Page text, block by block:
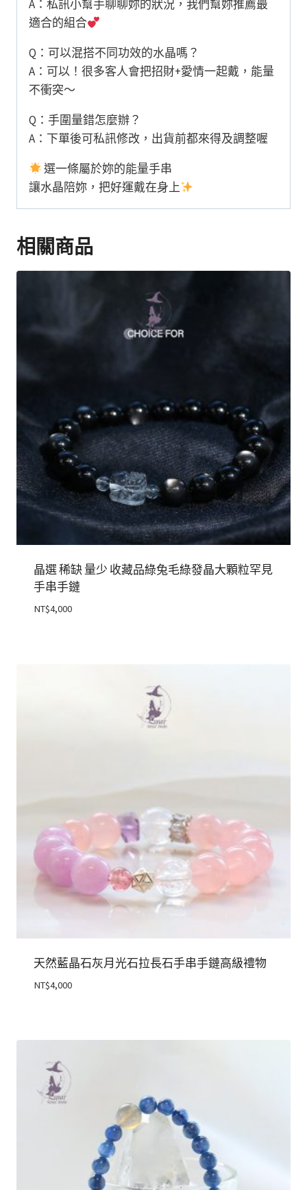
A：私訊小幫手聊聊妳的狀況，我們幫妳推薦最
適合的組合
Q：可以混搭不同功效的水晶嗎？
A：可以！很多客人會把招財+愛情一起戴，能量
不衝突～
Q：手圍量錯怎麼辦？
A：下單後可私訊修改，出貨前都來得及調整喔
選一條屬於妳的能量手串
讓水晶陪妳，把好運戴在身上
相關商品
晶選 稀缺 量少 收藏品綠兔毛綠發晶大顆粒罕見
手串手鏈
NT$4,000
天然藍晶石灰月光石拉長石手串手鏈高級禮物
NT$4,000